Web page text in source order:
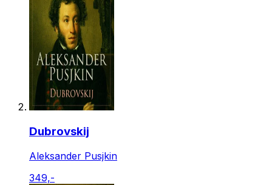
Dubrovskij
Aleksander Pusjkin
349,-